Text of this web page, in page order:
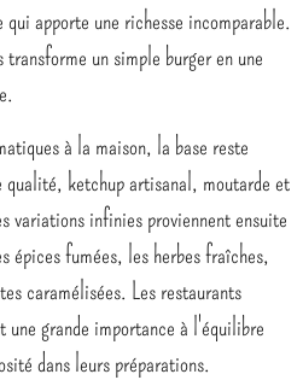
apporte une richesse incomparable.
un simple burger en une
à la maison, la base reste
qualité, ketchup artisanal, moutarde et
variations infinies proviennent ensuite
épices fumées, les herbes fraîches,
caramélisées. Les restaurants
une grande importance à l'équilibre
dans leurs préparations.